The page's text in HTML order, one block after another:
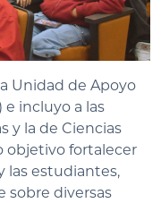
Unidad de Apoyo
e incluyo a las
y la de Ciencias
objetivo fortalecer
las estudiantes,
sobre diversas